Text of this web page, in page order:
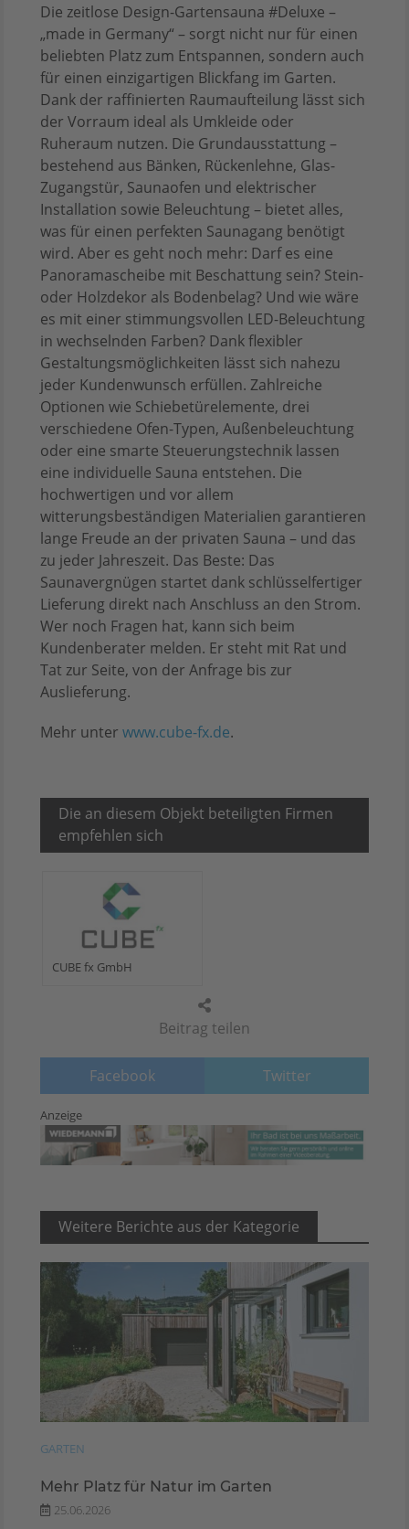
Beitrag teilen
Facebook Twitter
Die zeitlose Design-Gartensauna #Deluxe –
„made in Germany“ – sorgt nicht nur für einen
beliebten Platz zum Entspannen, sondern auch
für einen einzigartigen Blickfang im Garten.
Dank der raffinierten Raumaufteilung lässt sich
der Vorraum ideal als Umkleide oder
Ruheraum nutzen. Die Grundausstattung –
bestehend aus Bänken, Rückenlehne, Glas-
Zugangstür, Saunaofen und elektrischer
Installation sowie Beleuchtung – bietet alles,
was für einen perfekten Saunagang benötigt
wird. Aber es geht noch mehr: Darf es eine
Panoramascheibe mit Beschattung sein? Stein-
oder Holzdekor als Bodenbelag? Und wie wäre
es mit einer stimmungsvollen LED-Beleuchtung
in wechselnden Farben? Dank flexibler
Gestaltungsmöglichkeiten lässt sich nahezu
jeder Kundenwunsch erfüllen. Zahlreiche
Optionen wie Schiebetürelemente, drei
verschiedene Ofen-Typen, Außenbeleuchtung
oder eine smarte Steuerungstechnik lassen
eine individuelle Sauna entstehen. Die
hochwertigen und vor allem
witterungsbeständigen Materialien garantieren
lange Freude an der privaten Sauna – und das
zu jeder Jahreszeit. Das Beste: Das
Saunavergnügen startet dank schlüsselfertiger
Lieferung direkt nach Anschluss an den Strom.
Wer noch Fragen hat, kann sich beim
Kundenberater melden. Er steht mit Rat und
Tat zur Seite, von der Anfrage bis zur
Auslieferung.
Mehr unter www.cube-fx.de.
Die an diesem Objekt beteiligten Firmen
empfehlen sich
CUBE fx GmbH
Anzeige
Weitere Berichte aus der Kategorie
GARTEN
Mehr Platz für Natur im Garten
25.06.2026